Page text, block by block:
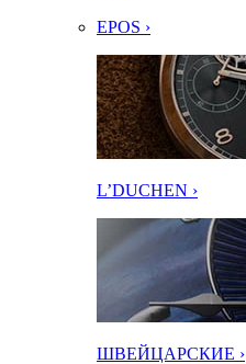
EPOS ›
L’DUCHEN ›
ШВЕЙЦАРСКИЕ ›